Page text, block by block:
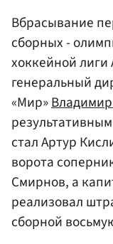
Вбрасывание
сборных -
хоккейной лиги
генеральный
«Мир»
стал Артур
ворота
Смирнов, а
реализовал
сборной